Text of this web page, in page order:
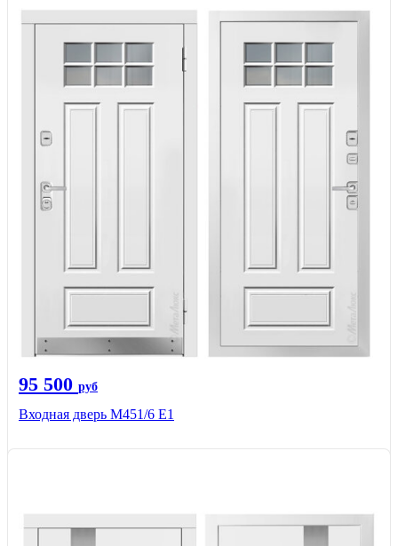
95 500 руб
Входная дверь М451/6 Е1